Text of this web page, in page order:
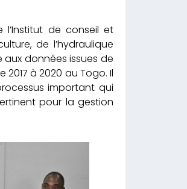
l’Institut de conseil et
de l’hydraulique
données issues de
à 2020 au Togo. Il
important qui
pour la gestion